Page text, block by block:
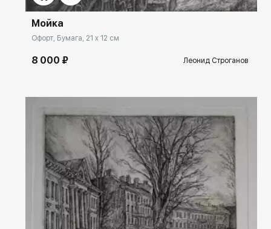
Мойка
Офорт, Бумага, 21 x 12 см
8 000 ₽ Леонид Строганов